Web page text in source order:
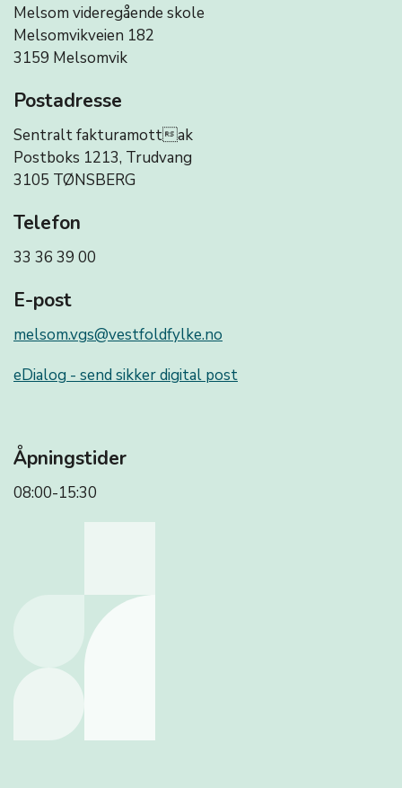
Melsom videregående skole
Melsomvikveien 182
3159 Melsomvik
Postadresse
Sentralt fakturamottak
Postboks 1213, Trudvang
3105 TØNSBERG
Telefon
33 36 39 00
E-post
melsom.vgs@vestfoldfylke.no
eDialog - send sikker digital post
Åpningstider
08:00-15:30